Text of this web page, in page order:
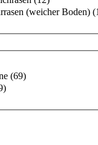
(weicher Boden)
(69)